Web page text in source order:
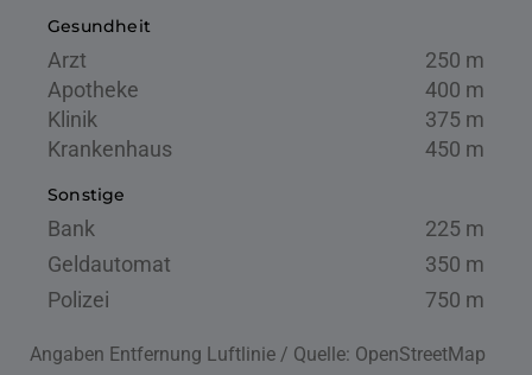
Gesundheit
Arzt
250 m
Apotheke
400 m
Klinik
375 m
Krankenhaus
450 m
Sonstige
Bank
225 m
Geldautomat
350 m
Polizei
750 m
Angaben Entfernung Luftlinie / Quelle: OpenStreetMap